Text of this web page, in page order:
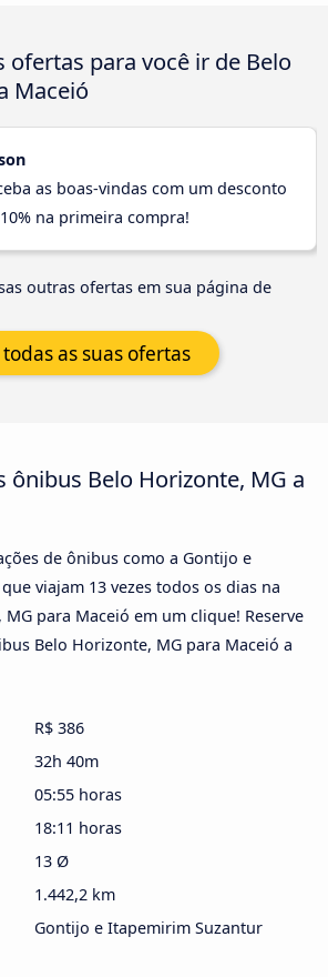
ofertas para você ir de Belo
Maceió
as boas-vindas com um desconto
na primeira compra!
outras ofertas em sua página de
as suas ofertas
Belo Horizonte, MG a
de ônibus como a Gontijo e
viajam 13 vezes todos os dias na
para Maceió em um clique! Reserve
Belo Horizonte, MG para Maceió a
R$ 386
32h 40m
05:55 horas
18:11 horas
13 Ø
1.442,2 km
Gontijo e Itapemirim Suzantur